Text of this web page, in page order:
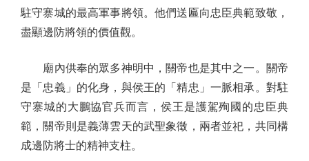
駐守寨城的最高軍事將領。他們送匾向忠臣典範致敬，
盡顯邊防將領的價值觀。
廟內供奉的眾多神明中，關帝也是其中之一。關帝
是「忠義」的化身，與侯王的「精忠」一脈相承。對駐
守寨城的大鵬協官兵而言，侯王是護駕殉國的忠臣典
範，關帝則是義薄雲天的武聖象徵，兩者並祀，共同構
成邊防將士的精神支柱。